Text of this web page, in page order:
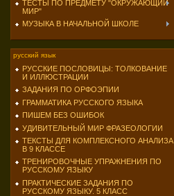
ТЕСТЫ ПО ПРЕДМЕТУ "ОКРУЖАЮЩИЙ
МИР"
МУЗЫКА В НАЧАЛЬНОЙ ШКОЛЕ
русский язык
РУССКИЕ ПОСЛОВИЦЫ: ТОЛКОВАНИЕ
И ИЛЛЮСТРАЦИИ
ЗАДАНИЯ ПО ОРФОЭПИИ
ГРАММАТИКА РУССКОГО ЯЗЫКА
ПИШЕМ БЕЗ ОШИБОК
УДИВИТЕЛЬНЫЙ МИР ФРАЗЕОЛОГИИ
ТЕКСТЫ ДЛЯ КОМПЛЕКСНОГО АНАЛИЗА
В 9 КЛАССЕ
ТРЕНИРОВОЧНЫЕ УПРАЖНЕНИЯ ПО
РУССКОМУ ЯЗЫКУ
ПРАКТИЧЕСКИЕ ЗАДАНИЯ ПО
РУССКОМУ ЯЗЫКУ. 5 КЛАСС